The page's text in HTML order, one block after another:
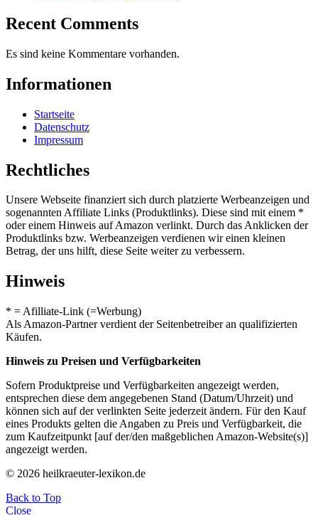
Recent Comments
Es sind keine Kommentare vorhanden.
Informationen
Startseite
Datenschutz
Impressum
Rechtliches
Unsere Webseite finanziert sich durch platzierte Werbeanzeigen und
sogenannten Affiliate Links (Produktlinks). Diese sind mit einem *
oder einem Hinweis auf Amazon verlinkt. Durch das Anklicken der
Produktlinks bzw. Werbeanzeigen verdienen wir einen kleinen
Betrag, der uns hilft, diese Seite weiter zu verbessern.
Hinweis
* = Afilliate-Link (=Werbung)
Als Amazon-Partner verdient der Seitenbetreiber an qualifizierten
Käufen.
Hinweis zu Preisen und Verfügbarkeiten
Sofern Produktpreise und Verfügbarkeiten angezeigt werden,
entsprechen diese dem angegebenen Stand (Datum/Uhrzeit) und
können sich auf der verlinkten Seite jederzeit ändern. Für den Kauf
eines Produkts gelten die Angaben zu Preis und Verfügbarkeit, die
zum Kaufzeitpunkt [auf der/den maßgeblichen Amazon-Website(s)]
angezeigt werden.
© 2026 heilkraeuter-lexikon.de
Back to Top
Close